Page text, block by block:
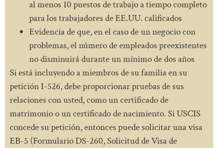
al menos 10 puestos de trabajo a tiempo completo
para los trabajadores de EE.UU. calificados
Evidencia de que, en el caso de un negocio con
problemas, el número de empleados preexistentes
no disminuirá durante un mínimo de dos años
Si está incluyendo a miembros de su familia en su
petición I-526, debe proporcionar pruebas de sus
relaciones con usted, como un certificado de
matrimonio o un certificado de nacimiento. Si USCIS
concede su petición, entonces puede solicitar una visa
EB-5 (Formulario DS-260, Solicitud de Visa de